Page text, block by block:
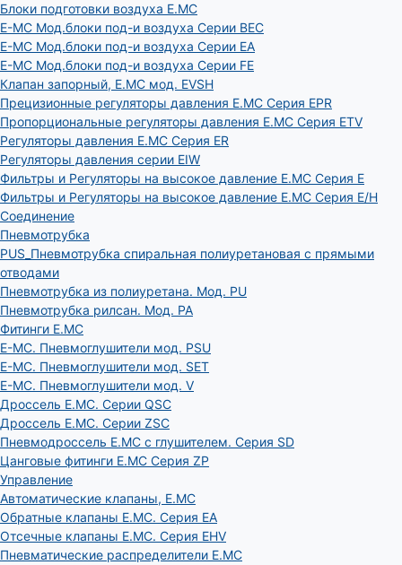
Блоки подготовки воздуха E.MC
E-MC Мод.блоки под-и воздуха Серии BEC
E-MC Мод.блоки под-и воздуха Серии EA
E-MC Мод.блоки под-и воздуха Серии FE
Клапан запорный, E.MC мод. EVSH
Прецизионные регуляторы давления E.MC Серия EPR
Пропорциональные регуляторы давления E.MC Серия ETV
Регуляторы давления E.MC Серия ER
Регуляторы давления серии EIW
Фильтры и Регуляторы на высокое давление E.MC Серия E
Фильтры и Регуляторы на высокое давление E.MC Серия E/H
Соединение
Пневмотрубка
PUS_Пневмотрубка спиральная полиуретановая с прямыми
отводами
Пневмотрубка из полиуретана. Мод. РU
Пневмотрубка рилсан. Мод. PA
Фитинги E.MC
E-MC. Пневмоглушители мод. PSU
E-MC. Пневмоглушители мод. SET
E-MC. Пневмоглушители мод. V
Дроссель E.MC. Серии QSC
Дроссель E.MC. Серии ZSC
Пневмодроссель E.MC с глушителем. Серия SD
Цанговые фитинги E.MC Серия ZP
Управление
Автоматические клапаны, Е.МС
Обратные клапаны E.MC. Серия EA
Отсечные клапаны E.MC. Серия EHV
Пневматические распределители E.MC